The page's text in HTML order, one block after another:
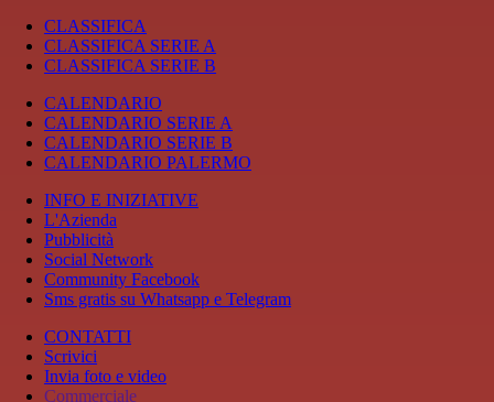
CLASSIFICA
CLASSIFICA SERIE A
CLASSIFICA SERIE B
CALENDARIO
CALENDARIO SERIE A
CALENDARIO SERIE B
CALENDARIO PALERMO
INFO E INIZIATIVE
L'Azienda
Pubblicità
Social Network
Community Facebook
Sms gratis su Whatsapp e Telegram
CONTATTI
Scrivici
Invia foto e video
Commerciale